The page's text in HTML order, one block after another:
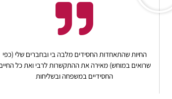
החיות שהתאחדות החסידים מלבה בי ובחברים שלי (כפי
שרואים במוחש) מאירה את ההתקשרות לרבי ואת כל
החסידיים במשפחה ובשליחות